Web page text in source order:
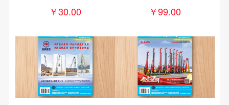
￥30.00 ￥99.00